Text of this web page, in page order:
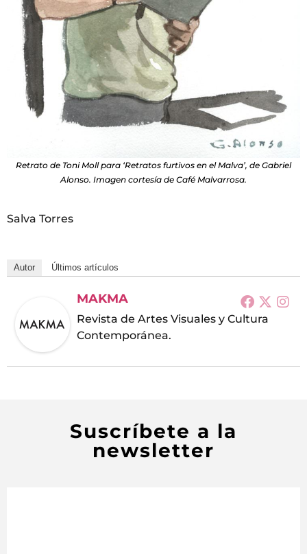
Retrato de Toni Moll para ‘Retratos furtivos en el Malva’, de Gabriel
Alonso. Imagen cortesía de Café Malvarrosa.
Salva Torres
Autor Últimos artículos
MAKMA
Revista de Artes Visuales y Cultura
Contemporánea.
Suscríbete a la
newsletter